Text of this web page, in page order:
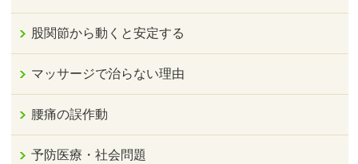
股関節から動くと安定する
マッサージで治らない理由
腰痛の誤作動
予防医療・社会問題